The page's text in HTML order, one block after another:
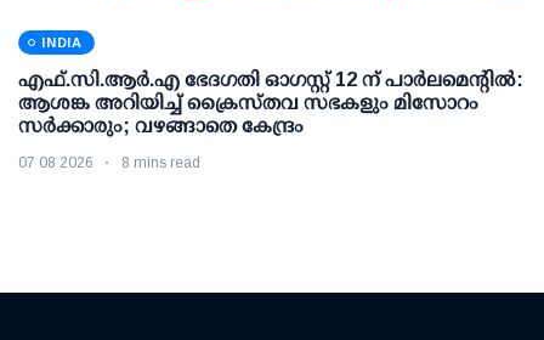
INDIA
എഫ്.സി.ആര്‍.എ ഭേദഗതി ഓഗസ്റ്റ് 12 ന് പാര്‍ലമെന്റില്‍:
ആശങ്ക അറിയിച്ച് ക്രൈസ്തവ സഭകളും മിസോറം
സര്‍ക്കാരും; വഴങ്ങാതെ കേന്ദ്രം
07 08 2026 8 mins read